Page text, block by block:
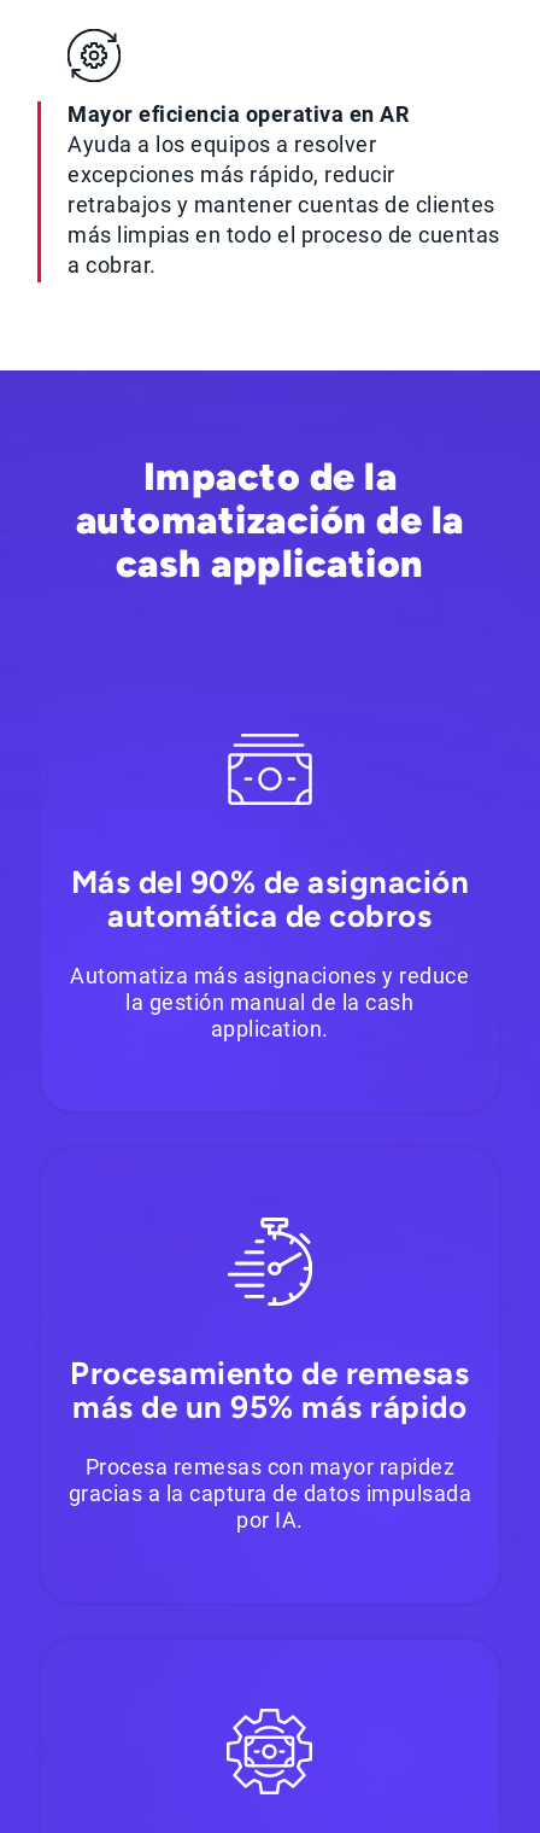
Mayor eficiencia operativa en AR
Ayuda a los equipos a resolver
excepciones más rápido, reducir
retrabajos y mantener cuentas de clientes
más limpias en todo el proceso de cuentas
a cobrar.
Impacto de la
automatización de la
cash application
Más del 90% de asignación
automática de cobros
Automatiza más asignaciones y reduce
la gestión manual de la cash
application.
Procesamiento de remesas
más de un 95% más rápido
Procesa remesas con mayor rapidez
gracias a la captura de datos impulsada
por IA.